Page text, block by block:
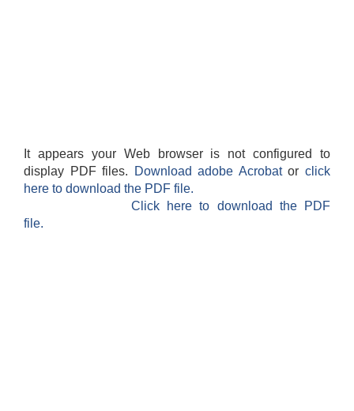
It appears your Web browser is not configured to
display PDF files.
Download adobe Acrobatorclick
here to download the PDF file.
Click here to download the PDF
file.